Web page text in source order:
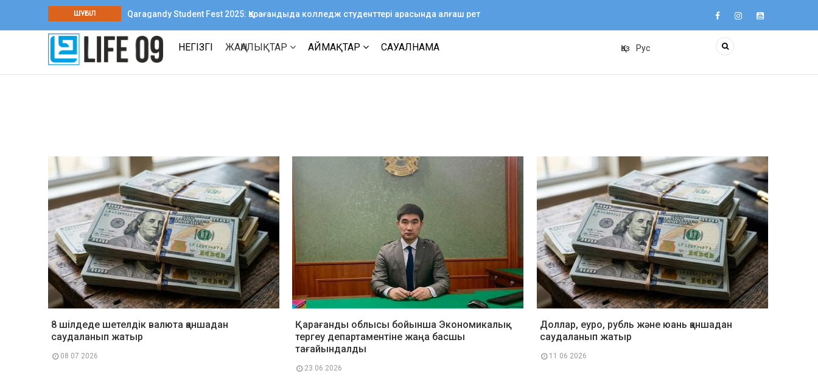
ШҰҒЫЛ
Qaragandy Student Fest 2025: Қарағандыда колледж студенттері арасында алғаш рет
шығармашылық фестиваль өтті
НЕГІЗГІ ЖАҢАЛЫҚТАР АЙМАҚТАР САУАЛНАМА Қаз Рус
8 шілдеде шетелдік валюта қаншадан
саудаланып жатыр
08 07 2026
Қарағанды облысы бойынша Экономикалық
тергеу департаментіне жаңа басшы
тағайындалды
23 06 2026
Доллар, еуро, рубль және юань қаншадан
саудаланып жатыр
11 06 2026